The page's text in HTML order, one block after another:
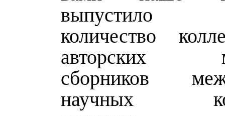
выпустило
количество
авторских
сборников
научных